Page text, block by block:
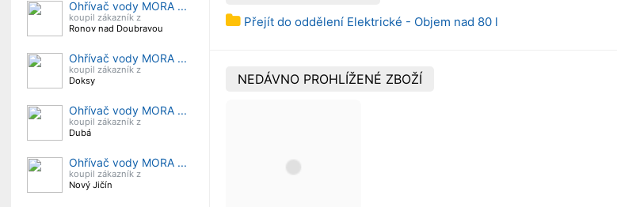
Ohřívač vody MORA ...
koupil zákazník z
Ronov nad Doubravou
Ohřívač vody MORA ...
koupil zákazník z
Doksy
Ohřívač vody MORA ...
koupil zákazník z
Dubá
Ohřívač vody MORA ...
koupil zákazník z
Nový Jičín
Přejít do oddělení Elektrické - Objem nad 80 l
NEDÁVNO PROHLÍŽENÉ ZBOŽÍ